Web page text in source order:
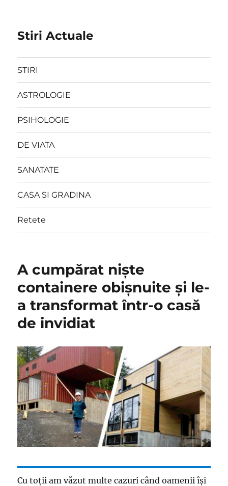
Stiri Actuale
STIRI
ASTROLOGIE
PSIHOLOGIE
DE VIATA
SANATATE
CASA SI GRADINA
Retete
A cumpărat nişte
containere obişnuite şi le-
a transformat într-o casă
de invidiat
Cu toţii am văzut multe cazuri când oamenii îşi